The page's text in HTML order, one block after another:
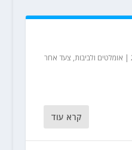
| אומלטים ולביבות, צעד אחר
קרא עוד